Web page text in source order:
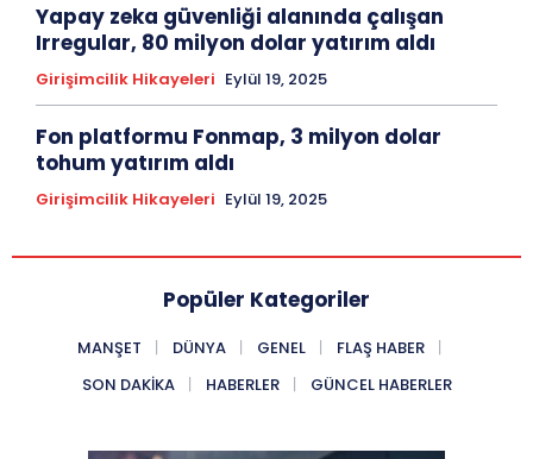
Yapay zeka güvenliği alanında çalışan
Irregular, 80 milyon dolar yatırım aldı
Girişimcilik Hikayeleri Eylül 19, 2025
Fon platformu Fonmap, 3 milyon dolar
tohum yatırım aldı
Girişimcilik Hikayeleri Eylül 19, 2025
Popüler Kategoriler
MANŞET DÜNYA GENEL
FLAŞ HABER
SON DAKIKA
HABERLER GÜNCEL HABERLER